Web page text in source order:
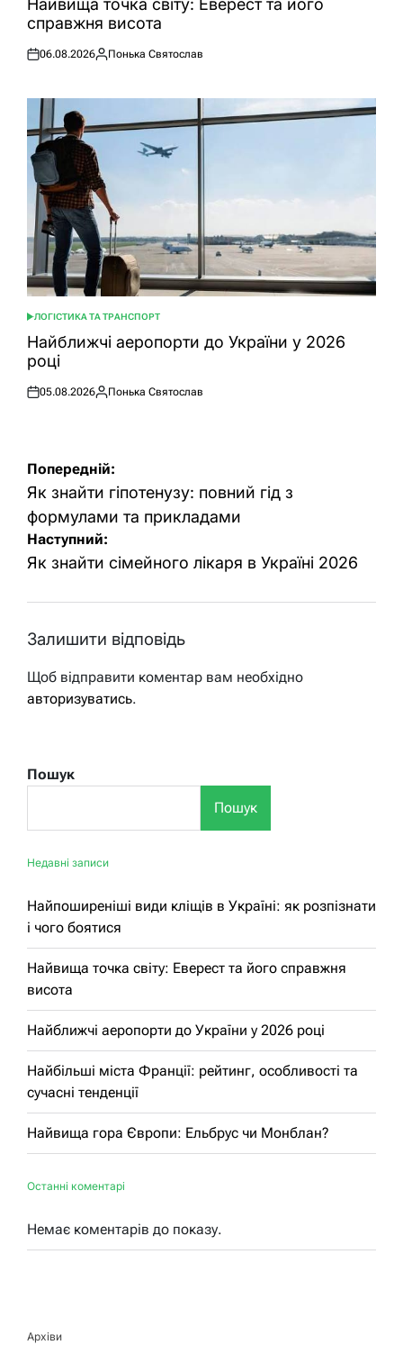
Найвища точка світу: Еверест та його
справжня висота
Оприлюднено
06.08.2026
Опубліковано
Понька Святослав
ОПУБЛІКУВАТИ
У
ЛОГІСТИКА ТА ТРАНСПОРТ
Найближчі аеропорти до України у 2026
році
Оприлюднено
05.08.2026
Опубліковано
Понька Святослав
Навігація
записів
Попередній:
Як знайти гіпотенузу: повний гід з
формулами та прикладами
Наступний:
Як знайти сімейного лікаря в Україні 2026
Залишити відповідь
Щоб відправити коментар вам необхідно
авторизуватись.
Пошук
Пошук
Недавні записи
Найпоширеніші види кліщів в Україні: як розпізнати
і чого боятися
Найвища точка світу: Еверест та його справжня
висота
Найближчі аеропорти до України у 2026 році
Найбільші міста Франції: рейтинг, особливості та
сучасні тенденції
Найвища гора Європи: Ельбрус чи Монблан?
Останні коментарі
Немає коментарів до показу.
Архіви